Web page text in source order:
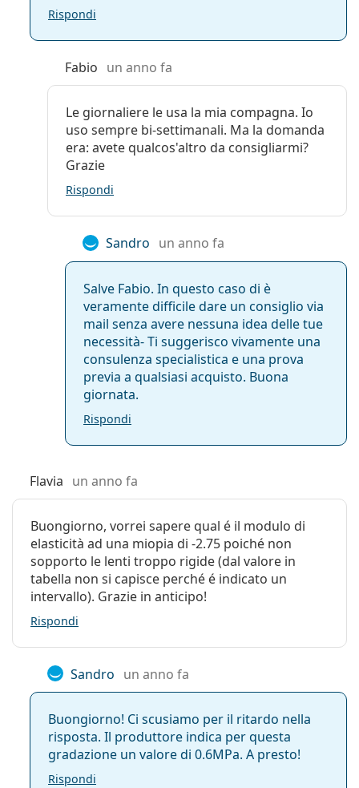
Silicone-idrogel
No
Sì
Filtro UV
Sì
Sì
Sì
Le Lenjoy Bi-weekly Aqua+ possono rappresentare
un'alternativa per chi ha utilizzato le lenti:
Acuvue 2
Acuvue Oasys
Spesso venduto con la soluzione
360 ml con portalenti.
È un dispositivo medico CE. Leggere attentamente le
istruzioni prima dell'uso.
Rispondi
Fabio un anno fa
Le giornaliere le usa la mia compagna. Io
uso sempre bi-settimanali. Ma la domanda
era: avete qualcos'altro da consigliarmi?
Grazie
Rispondi
Sandro un anno fa
Salve Fabio. In questo caso di è
veramente difficile dare un consiglio via
mail senza avere nessuna idea delle tue
necessità- Ti suggerisco vivamente una
consulenza specialistica e una prova
previa a qualsiasi acquisto. Buona
giornata.
Rispondi
Flavia un anno fa
Buongiorno, vorrei sapere qual é il modulo di
elasticità ad una miopia di -2.75 poiché non
sopporto le lenti troppo rigide (dal valore in
tabella non si capisce perché é indicato un
intervallo). Grazie in anticipo!
Rispondi
Sandro un anno fa
Buongiorno! Ci scusiamo per il ritardo nella
risposta. Il produttore indica per questa
gradazione un valore di 0.6MPa. A presto!
Rispondi